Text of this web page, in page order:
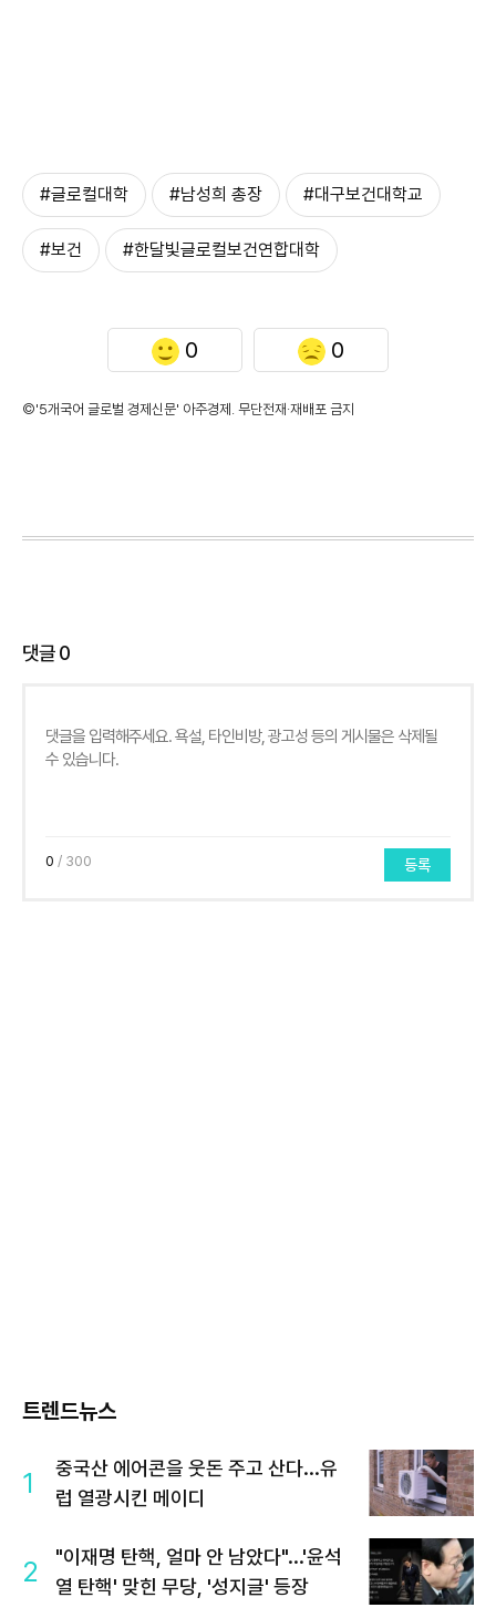
#글로컬대학 #남성희 총장 #대구보건대학교
#보건 #한달빛글로컬보건연합대학
0 0
©'5개국어 글로벌 경제신문' 아주경제. 무단전재·재배포 금지
댓글0
0 / 300 등록
트렌드뉴스
1
중국산 에어콘을 웃돈 주고 산다...유
럽 열광시킨 메이디
2
"이재명 탄핵, 얼마 안 남았다"...'윤석
열 탄핵' 맞힌 무당, '성지글' 등장